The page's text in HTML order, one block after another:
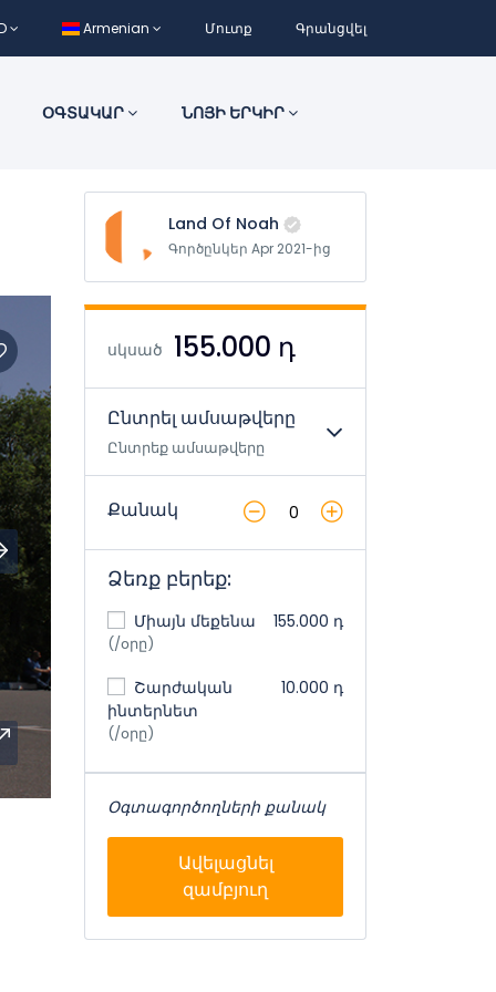
Armenian Մուտք Գրանցվել
ՕԳՏԱԿԱՐ ՆՈՅԻ ԵՐԿԻՐ
Land Of Noah
Գործընկեր Apr 2021-ից
սկսած 155.000 դ
Ընտրել ամսաթվերը
Ընտրեք ամսաթվերը
Քանակ
Ձեռք բերեք:
Միայն մեքենա
(/օրը)
155.000 դ
Շարժական
ինտերնետ
(/օրը)
10.000 դ
Օգտագործողների քանակ
Ավելացնել
զամբյուղ